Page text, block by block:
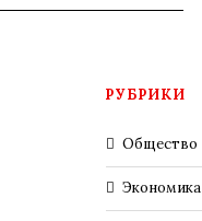
РУБРИКИ
Общество
Экономика